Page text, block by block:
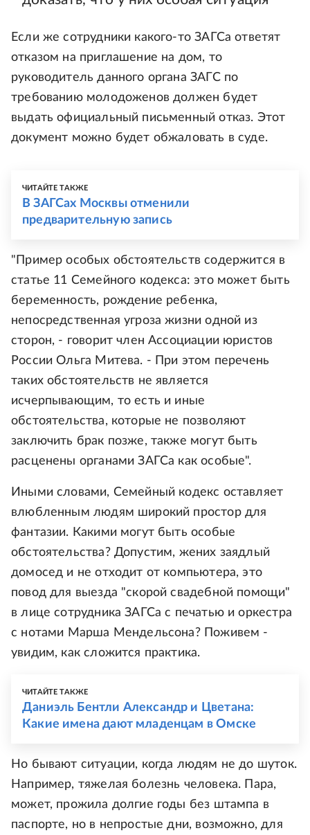
Если же сотрудники какого-то ЗАГСа ответят
отказом на приглашение на дом, то
руководитель данного органа ЗАГС по
требованию молодоженов должен будет
выдать официальный письменный отказ. Этот
документ можно будет обжаловать в суде.
ЧИТАЙТЕ ТАКЖЕ
В ЗАГСах Москвы отменили
предварительную запись
"Пример особых обстоятельств содержится в
статье 11 Семейного кодекса: это может быть
беременность, рождение ребенка,
непосредственная угроза жизни одной из
сторон, - говорит член Ассоциации юристов
России Ольга Митева. - При этом перечень
таких обстоятельств не является
исчерпывающим, то есть и иные
обстоятельства, которые не позволяют
заключить брак позже, также могут быть
расценены органами ЗАГСа как особые".
Иными словами, Семейный кодекс оставляет
влюбленным людям широкий простор для
фантазии. Какими могут быть особые
обстоятельства? Допустим, жених заядлый
домосед и не отходит от компьютера, это
повод для выезда "скорой свадебной помощи"
в лице сотрудника ЗАГСа с печатью и оркестра
с нотами Марша Мендельсона? Поживем -
увидим, как сложится практика.
ЧИТАЙТЕ ТАКЖЕ
Даниэль Бентли Александр и Цветана:
Какие имена дают младенцам в Омске
Но бывают ситуации, когда людям не до шуток.
Например, тяжелая болезнь человека. Пара,
может, прожила долгие годы без штампа в
паспорте, но в непростые дни, возможно, для